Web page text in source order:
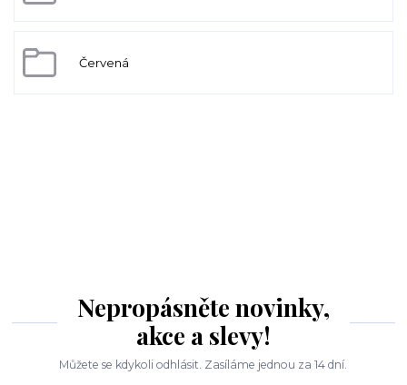
Červená
Nepropásněte novinky,
akce a slevy!
Můžete se kdykoli odhlásit. Zasíláme jednou za 14 dní.